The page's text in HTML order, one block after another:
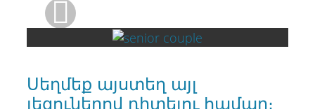
Սեղմեք այստեղ այլ
լեզուներով դիտելու համար։